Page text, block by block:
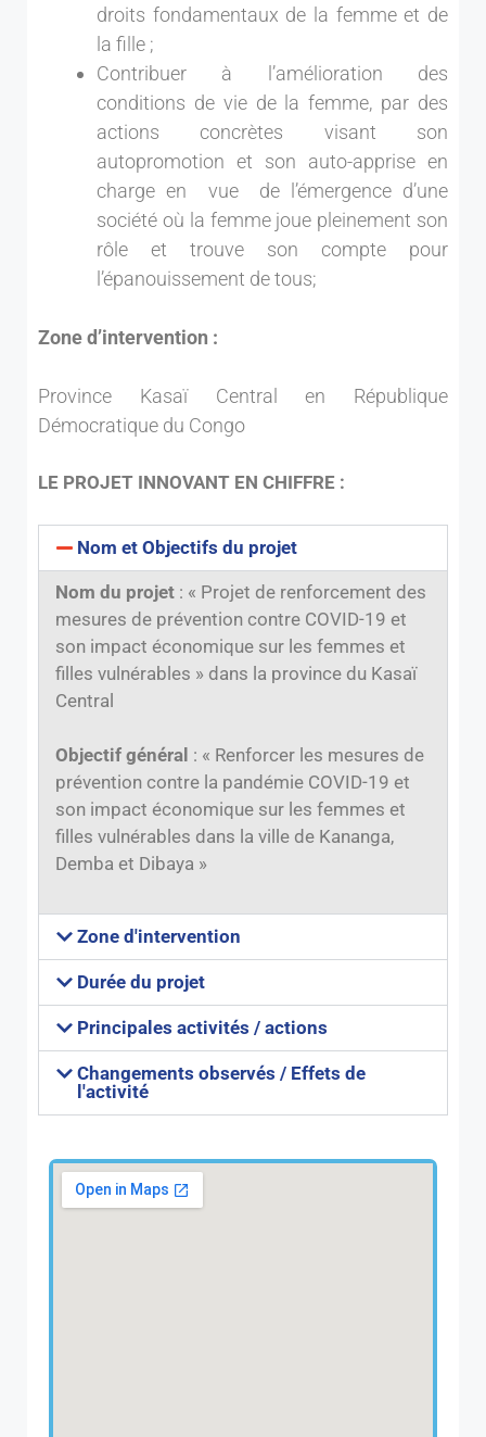
droits fondamentaux de la femme et de
la fille ;
Contribuer à l’amélioration des
conditions de vie de la femme, par des
actions concrètes visant son
autopromotion et son auto-apprise en
charge en vue de l’émergence d’une
société où la femme joue pleinement son
rôle et trouve son compte pour
l’épanouissement de tous;
Zone d’intervention :
Province Kasaï Central en République
Démocratique du Congo
LE PROJET INNOVANT EN CHIFFRE :
Nom et Objectifs du projet
Nom du projet : « Projet de renforcement des
mesures de prévention contre COVID-19 et
son impact économique sur les femmes et
filles vulnérables » dans la province du Kasaï
Central
Objectif général : « Renforcer les mesures de
prévention contre la pandémie COVID-19 et
son impact économique sur les femmes et
filles vulnérables dans la ville de Kananga,
Demba et Dibaya »
Zone d'intervention
Durée du projet
Principales activités / actions
Changements observés / Effets de
l'activité